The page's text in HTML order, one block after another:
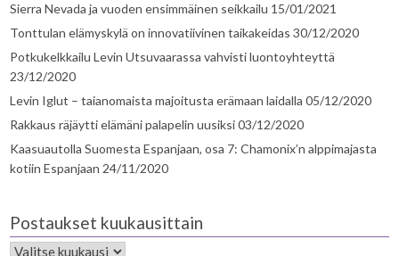
Sierra Nevada ja vuoden ensimmäinen seikkailu 15/01/2021
Tonttulan elämyskylä on innovatiivinen taikakeidas 30/12/2020
Potkukelkkailu Levin Utsuvaarassa vahvisti luontoyhteyttä
23/12/2020
Levin Iglut – taianomaista majoitusta erämaan laidalla 05/12/2020
Rakkaus räjäytti elämäni palapelin uusiksi03/12/2020
Kaasuautolla Suomesta Espanjaan, osa 7: Chamonix’n alppimajasta
kotiin Espanjaan 24/11/2020
Postaukset kuukausittain